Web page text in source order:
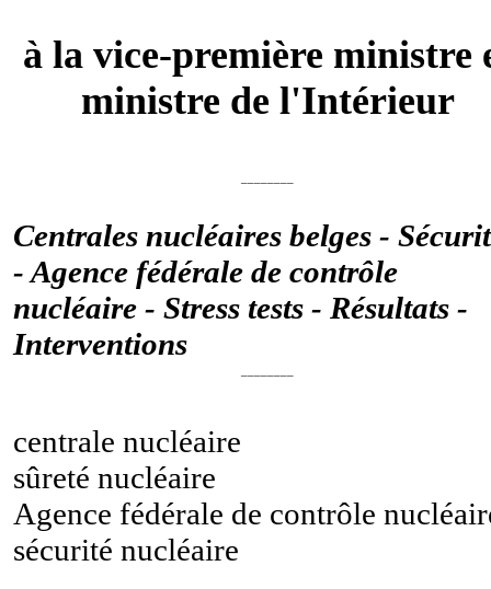
à la vice-première ministre
ministre de l'Intérieur
Centrales nucléaires belges -
- Agence fédérale de contrôle
nucléaire - Stress tests - Résultats -
Interventions
centrale nucléaire
sûreté nucléaire
Agence fédérale de contrôle
sécurité nucléaire